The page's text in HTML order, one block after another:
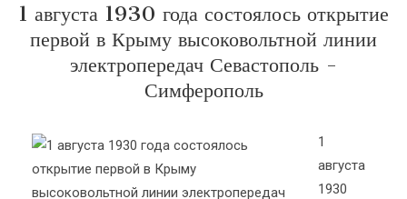
1 августа 1930 года состоялось открытие
первой в Крыму высоковольтной линии
электропередач Севастополь -
Симферополь
1
августа
1930